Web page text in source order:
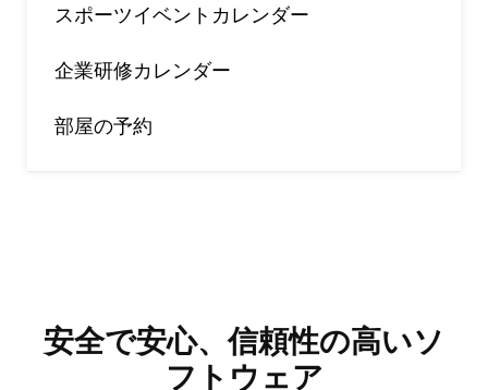
スポーツイベントカレンダー
企業研修カレンダー
部屋の予約
安全で安心、信頼性の高いソ
フトウェア